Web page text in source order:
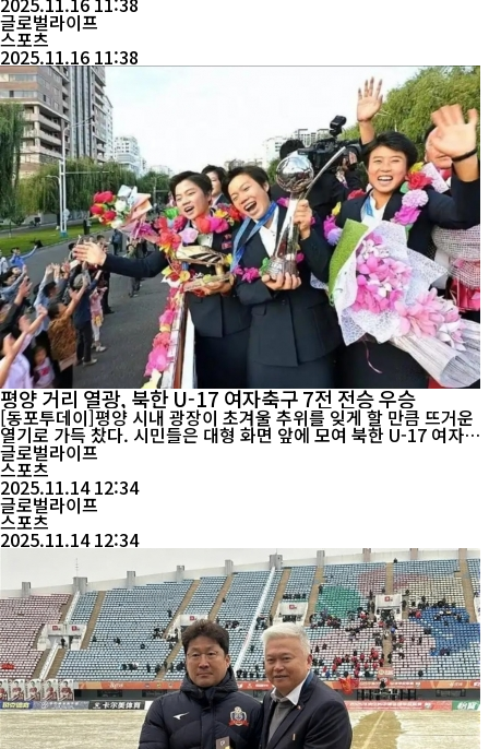
오가 오른쪽 측면에서 개인기로 수비수를 제치고 날린 패스가 결
정...
글로벌라이프
스포츠
2025.11.16 11:38
평양 거리 열광, 북한 U-17 여자축구 7전 전승 우승
[동포투데이]평양 시내 광장이 초겨울 추위를 잊게 할 만큼 뜨거운
열기로 가득 찼다. 시민들은 대형 화면 앞에 모여 북한 U-17 여자축
구팀의 결승 경기를 지켜봤다. 경기 종료와 함께 박수와 환호가 거리
를 뒤흔들었다. 북한 선수들은 이번 대회에서 7전 전승을 기록하며
역사적인 성과를 거뒀다. 조별리그에서 멕시코와 카메룬, 네덜란드
를 차례로 제압했고, 토너먼트에서는 모로코와 일본, 브라질을 이기
며 결승에서...
글로벌라이프
스포츠
2025.11.14 12:34
글로벌라이프
스포츠
2025.11.14 12:34